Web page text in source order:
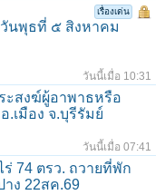
เรื่องเด่น
นพุธที่ ๕ สิงหาคม
วันนี้เมื่อ 10:31
สงฆ์ผู้อาพาธหรือ
เมือง จ.บุรีรัมย์
วันนี้เมื่อ 07:41
74 ตรว. ถวายที่พัก
ง 22สค.69